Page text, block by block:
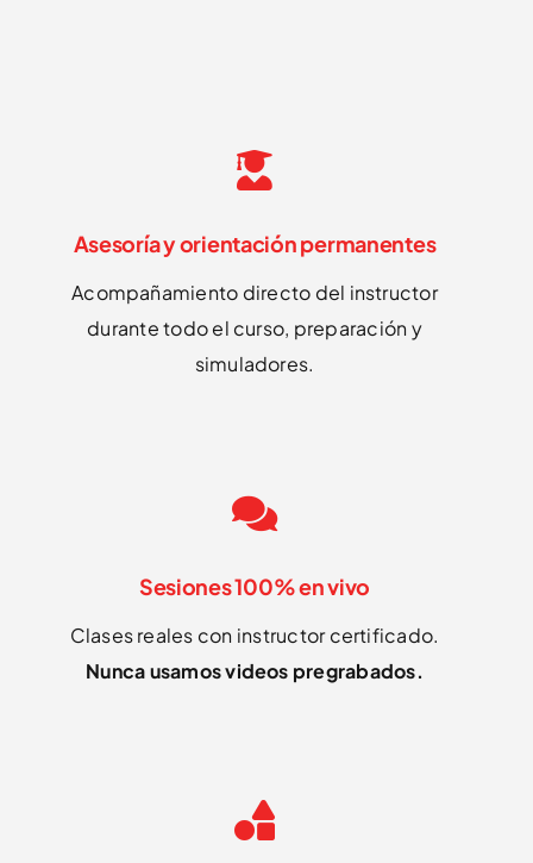
Asesoría y orientación permanentes
Acompañamiento directo del instructor
durante todo el curso, preparación y
simuladores.
Sesiones 100% en vivo
Clases reales con instructor certificado.
Nunca usamos videos pregrabados.